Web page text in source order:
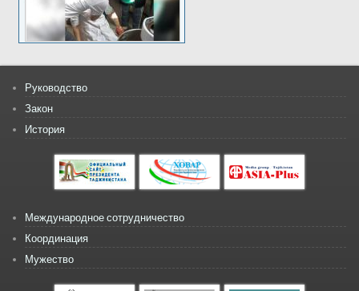
Руководство
Закон
История
Международное сотрудничество
Координация
Мужество